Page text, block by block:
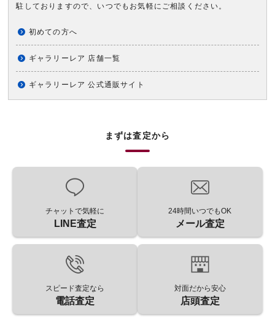
駐しておりますので、いつでもお気軽にご相談ください。
初めての方へ
ギャラリーレア 店舗一覧
ギャラリーレア 公式通販サイト
まずは査定から
チャットで気軽に
LINE査定
24時間いつでもOK
メール査定
スピード査定なら
電話査定
対面だから安心
店頭査定